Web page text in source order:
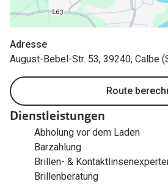
Zubehör
Brillenbügel
Brillenetuis
Brillenkettchen
Adresse
August-Bebel-Str. 53, 39240, Calbe
Route
Dienstleistungen
Abholung vor dem Laden
Barzahlung
Brillen- &
Brillenberatung